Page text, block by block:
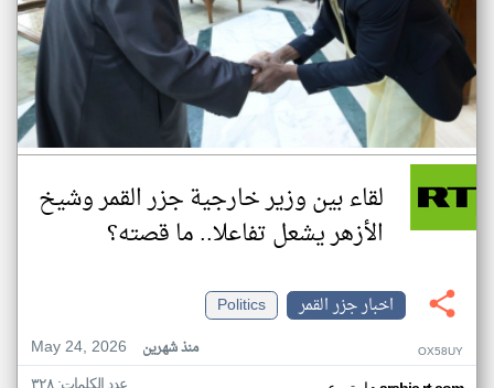
لقاء بين وزير خارجية جزر القمر وشيخ
الأزهر يشعل تفاعلا.. ما قصته؟
اخبار جزر القمر
Politics
May 24, 2026
منذ شهرين OX58UY
عدد الكلمات: ٣٢٨